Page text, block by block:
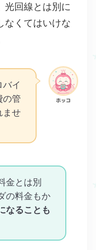
光回線とは別に
なくてはいけな
ホッコ
イ
の管
ませ
金とは別
の料金もか
なることも